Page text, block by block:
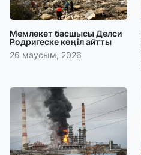
Мемлекет басшысы Делси
Родригеске көңіл айтты
26 маусым, 2026